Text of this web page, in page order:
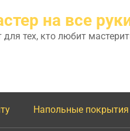
на все
для тех, кто любит
Напольные покрытия